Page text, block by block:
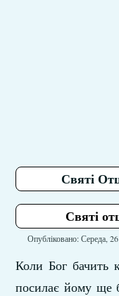
Святі
Святі
Опубліковано: Середа,
Коли Бог бачить
посилає йому ще